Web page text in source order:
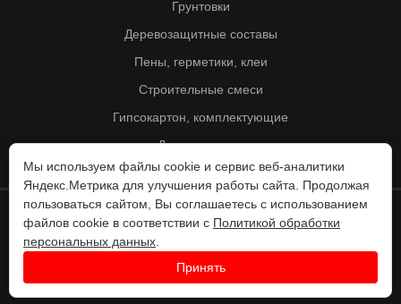
Грунтовки
Деревозащитные составы
Пены, герметики, клеи
Строительные смеси
Гипсокартон, комплектующие
Другие товары
© Колорит 1995 - 2026
Разработка веб-сайта -
Мы используем файлы cookie и сервис веб-аналитики
Яндекс.Метрика для улучшения работы сайта. Продолжая
пользоваться сайтом, Вы соглашаетесь с использованием
файлов cookie в соответствии с Политикой обработки
персональных данных
Принять